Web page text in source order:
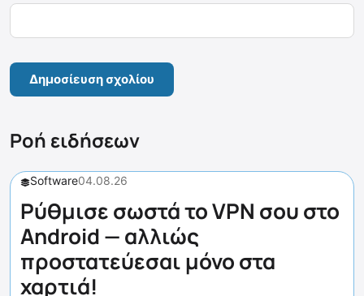
Ροή ειδήσεων
Software04.08.26
Ρύθμισε σωστά το VPN σου στο
Android — αλλιώς
προστατεύεσαι μόνο στα
χαρτιά!